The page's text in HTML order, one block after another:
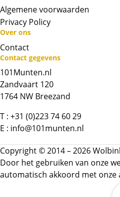
Chat met ons
Bel ons
Contactformulier
Algemene voorwaarden
Privacy Policy
Over ons
Contact
Contact gegevens
101Munten.nl
Zandvaart 120
1764 NW Breezand
T : +31 (0)223 74 60 29
E : info@101munten.nl
Copyright © 2014 – 2026
Door het gebruiken van onze
automatisch akkoord met onze